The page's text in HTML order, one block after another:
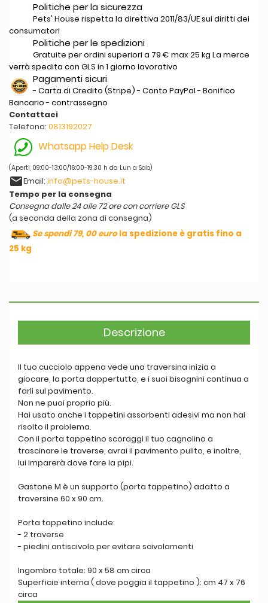
Politiche per la sicurezza
Pets' House rispetta la direttiva 2011/83/UE sui diritti dei
consumatori
Politiche per le spedizioni
Gratuite per ordini superiori a 79 € max 25 kg La merce
verrà spedita con GLS in 1 giorno lavorativo
Pagamenti sicuri
- Carta di Credito (Stripe) - Conto PayPal - Bonifico
Bancario - contrassegno
Contattaci
Telefono: 0813192027
Whatsapp Help Desk
(Aperti, 09:00-13:00/16:00-19:30 h da Lun a Sab)
emailEmail: info@pets-house.it
Tempo per la consegna
Consegna dalle 24 alle 72 ore con corriere GLS
(a seconda della zona di consegna)
Se spendi 79, 00 eurola spedizione è gratis fino a
25 kg
Descrizione
Il tuo cucciolo appena vede una traversina inizia a
giocare, la porta dappertutto, e i suoi bisognini continua a
farli sul pavimento.
Non ne puoi proprio più.
Hai usato anche i tappetini assorbenti adesivi ma non hai
risolto il problema.
Con il porta tappetino scoraggi il tuo cagnolino a
trascinare le traverse, avrai il pavimento pulito, e inoltre,
lui imparerà dove fare la pipi.
Gastone M è un supporto (porta tappetino) adatto a
traversine 60 x 90 cm.
Porta tappetino include:
- 2 traverse
- piedini antiscivolo per evitare scivolamenti
Ingombro totale: 90 x 58 cm circa
Superficie interna ( dove poggia il tappetino ): cm 47 x 76
circa